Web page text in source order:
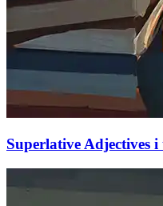
Superlative Adjectives